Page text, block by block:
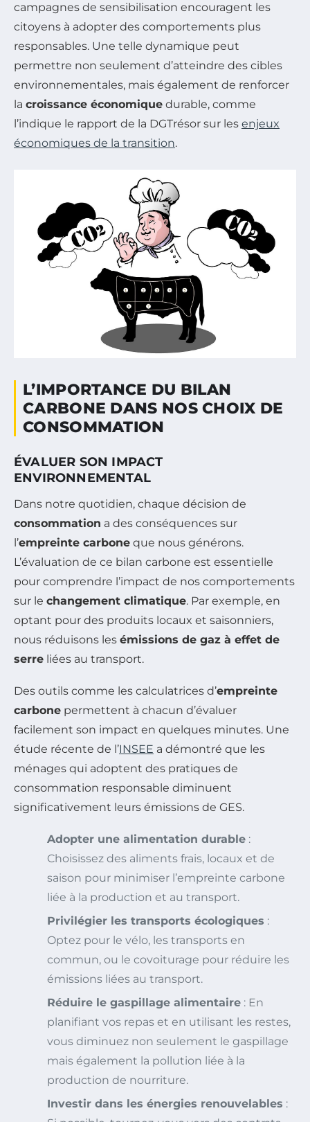
campagnes de sensibilisation encouragent les
citoyens à adopter des comportements plus
responsables. Une telle dynamique peut
permettre non seulement d’atteindre des cibles
environnementales, mais également de renforcer
la croissance économique durable, comme
l’indique le rapport de la DGTrésor sur les enjeux
économiques de la transition.
L’IMPORTANCE DU BILAN
CARBONE DANS NOS CHOIX DE
CONSOMMATION
ÉVALUER SON IMPACT
ENVIRONNEMENTAL
Dans notre quotidien, chaque décision de
consommation a des conséquences sur
l’empreinte carbone que nous générons.
L’évaluation de ce bilan carbone est essentielle
pour comprendre l’impact de nos comportements
sur le changement climatique. Par exemple, en
optant pour des produits locaux et saisonniers,
nous réduisons les émissions de gaz à effet de
serre liées au transport.
Des outils comme les calculatrices d’empreinte
carbone permettent à chacun d’évaluer
facilement son impact en quelques minutes. Une
étude récente de l’INSEE a démontré que les
ménages qui adoptent des pratiques de
consommation responsable diminuent
significativement leurs émissions de GES.
Adopter une alimentation durable :
Choisissez des aliments frais, locaux et de
saison pour minimiser l’empreinte carbone
liée à la production et au transport.
Privilégier les transports écologiques :
Optez pour le vélo, les transports en
commun, ou le covoiturage pour réduire les
émissions liées au transport.
Réduire le gaspillage alimentaire : En
planifiant vos repas et en utilisant les restes,
vous diminuez non seulement le gaspillage
mais également la pollution liée à la
production de nourriture.
Investir dans les énergies renouvelables :